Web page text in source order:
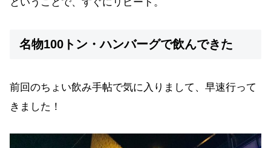
名物100トン・ハンバーグで飲んできた
前回のちょい飲み手帖で気に入りまして、早速行って
きました！